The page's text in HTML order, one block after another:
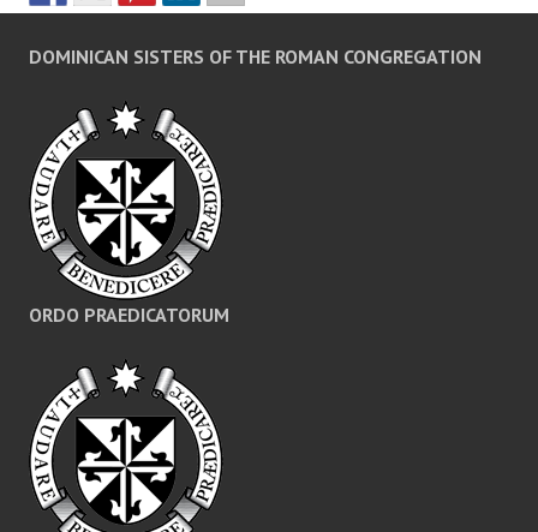
DOMINICAN SISTERS OF THE ROMAN CONGREGATION
ORDO PRAEDICATORUM